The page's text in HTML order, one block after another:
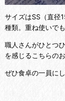
サイズはSS（直径
種類。重ね使いで
職人さんがひとつ
を感じるこちらのお
ぜひ食卓の一員に